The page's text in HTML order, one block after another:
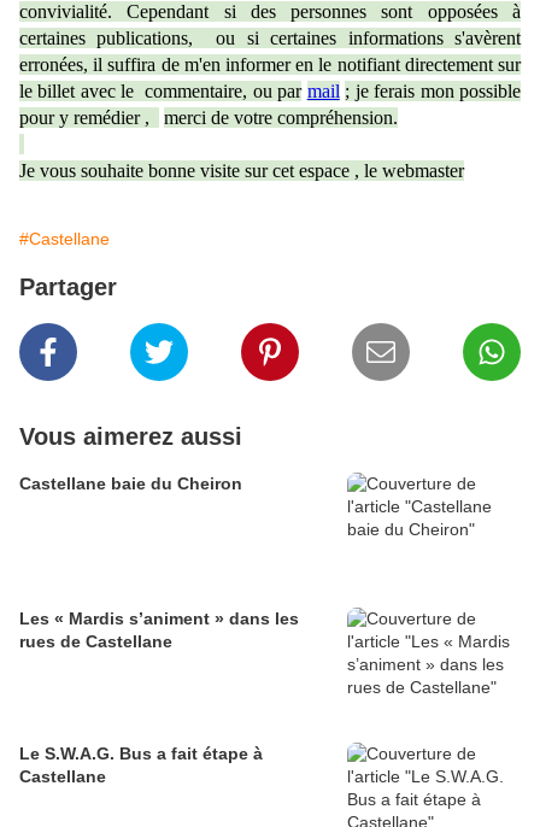
convivialité. Cependant si des personnes sont opposées à
certaines publications, ou si certaines informations s'avèrent
erronées, il suffira de m'en informer en le notifiant directement sur
le billet avec le commentaire, ou par mail ; je ferais mon possible
pour y remédier ,
merci de votre compréhension.
Je vous souhaite bonne visite sur cet espace , le webmaster
#Castellane
Partager
Vous aimerez aussi
Castellane baie du Cheiron
Les « Mardis s’animent » dans les
rues de Castellane
Le S.W.A.G. Bus a fait étape à
Castellane